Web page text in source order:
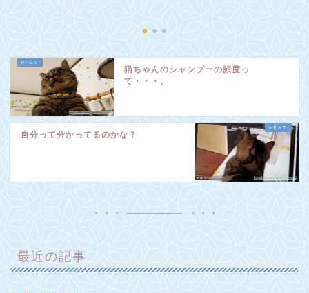
猫ちゃんのシャンプーの頻度っ
て・・・。
自分って分かってるのかな？
最近の記事